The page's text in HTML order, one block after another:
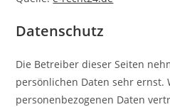
Datenschutz
Die Betreiber dieser Seiten
persönlichen Daten sehr ernst.
personenbezogenen Daten